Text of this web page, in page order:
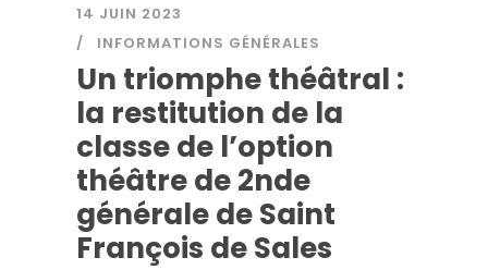
14 JUIN 2023
INFORMATIONS GÉNÉRALES
Un triomphe théâtral :
la restitution de la
classe de l’option
théâtre de 2nde
générale de Saint
François de Sales